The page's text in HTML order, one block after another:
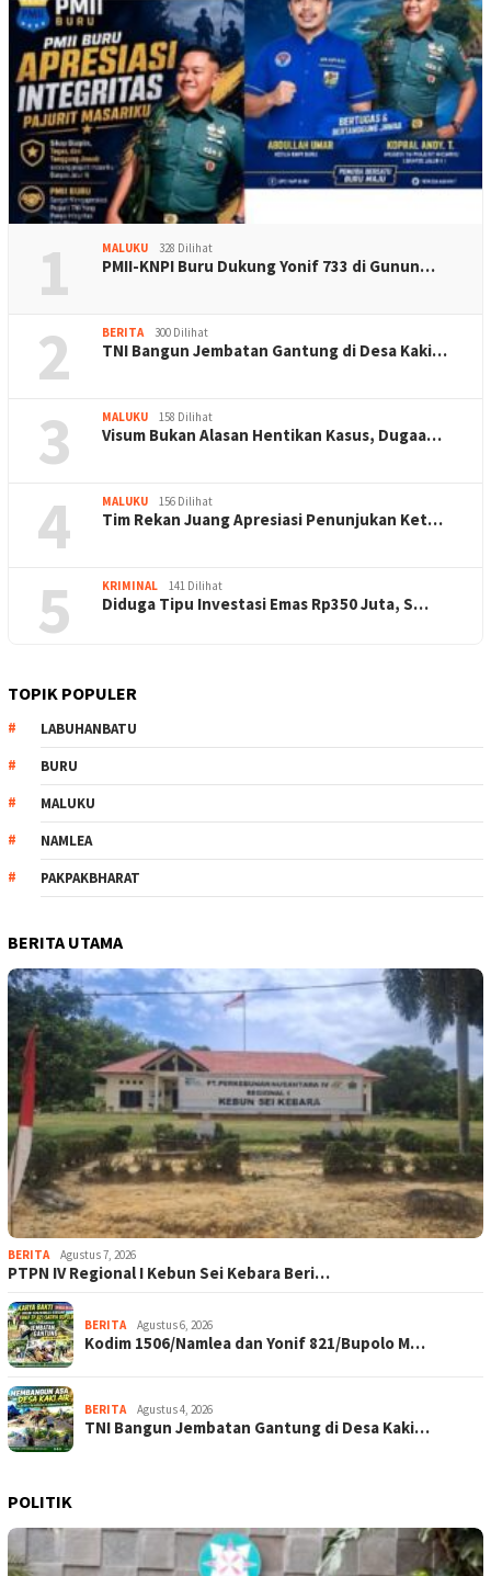
1 MALUKU 328 Dilihat
PMII-KNPI Buru Dukung Yonif 733 di Gunun…
2 BERITA 300 Dilihat
TNI Bangun Jembatan Gantung di Desa Kaki…
3 MALUKU 158 Dilihat
Visum Bukan Alasan Hentikan Kasus, Dugaa…
4 MALUKU 156 Dilihat
Tim Rekan Juang Apresiasi Penunjukan Ket…
5 KRIMINAL 141 Dilihat
Diduga Tipu Investasi Emas Rp350 Juta, S…
TOPIK POPULER
LABUHANBATU
BURU
MALUKU
NAMLEA
PAKPAKBHARAT
BERITA UTAMA
BERITA Agustus 7, 2026
PTPN IV Regional I Kebun Sei Kebara Beri…
BERITA Agustus 6, 2026
Kodim 1506/Namlea dan Yonif 821/Bupolo M…
BERITA Agustus 4, 2026
TNI Bangun Jembatan Gantung di Desa Kaki…
POLITIK